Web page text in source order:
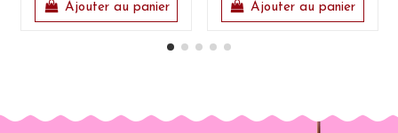
Ajouter au panier Ajouter au panier